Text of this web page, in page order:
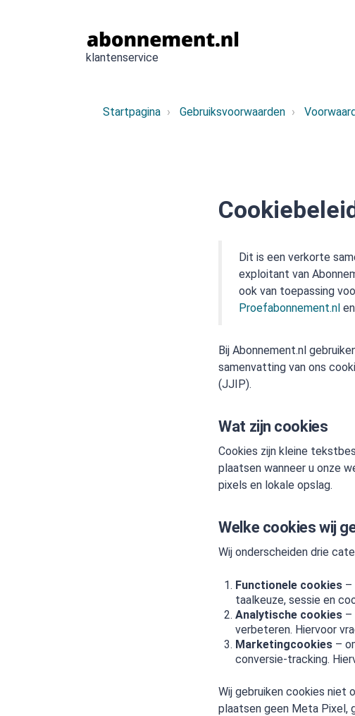
klantenservice
Startpagina Gebruiksvoorwaarden
Dit is een verkorte
exploitant van
ook van toepassing
Proefabonnement.nl
Bij Abonnement.nl
samenvatting van ons
(JJIP).
Wat zijn cookies
Cookies zijn kleine
plaatsen wanneer u onze
pixels en lokale opslag.
Welke cookies wij
Wij onderscheiden drie
Functionele cookies –
taalkeuze, sessie en
Analytische cookies –
verbeteren. Hiervoor
Marketingcookies –
conversie-tracking.
Wij gebruiken cookies niet
plaatsen geen Meta Pixel,